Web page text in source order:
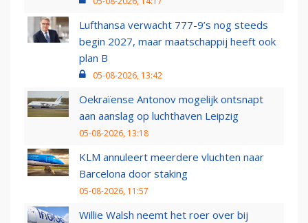
Lufthansa verwacht 777-9’s nog steeds
begin 2027, maar maatschappij heeft ook
plan B
05-08-2026, 13:42
Oekraïense Antonov mogelijk ontsnapt
aan aanslag op luchthaven Leipzig
05-08-2026, 13:18
KLM annuleert meerdere vluchten naar
Barcelona door staking
05-08-2026, 11:57
Willie Walsh neemt het roer over bij